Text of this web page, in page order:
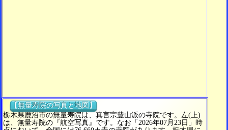
【無量寿院の写真と地図】
栃木県鹿沼市の無量寿院は、真言宗豊山派の寺院です。左(上)
は、無量寿院の『航空写真』です。なお「2026年07月23日」時